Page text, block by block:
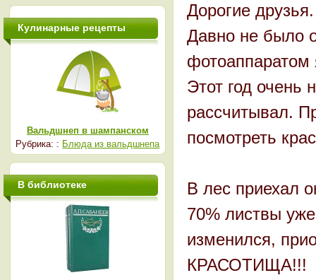
Дорогие друзья.
Давно не было
фотоаппаратом
Этот год очень
рассчитывал.
посмотреть
В лес приехал
70% листвы
изменился,
КРАСОТИЩА!!!
Кулинарные рецепты
Вальдшнеп в шампанском
Рубрика: : Блюда из вальдшнепа
В библиотеке